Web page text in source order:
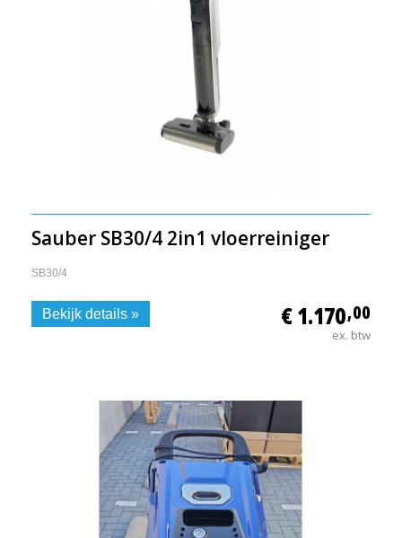
Sauber SB30/4 2in1 vloerreiniger
SB30/4
€ 1.170,00
ex. btw
Bekijk details »